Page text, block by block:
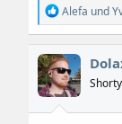
R
e
a
k
t
i
o
n
Alefa und